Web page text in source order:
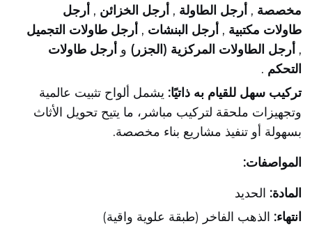
مخصصة , أرجل الطاولة , أرجل الخزائن , أرجل
طاولات مكتبية , أرجل البنشات , أرجل طاولات التجميل
, أرجل الطاولات المركزية (الجزر) و أرجل طاولات
التحكم .
تركيب سهل للقيام به ذاتيًا: يشمل ألواح تثبيت عالمية
وتجهيزات ملحقة لتركيب مباشر، ما يتيح تحويل الأثاث
بسهولة أو تنفيذ مشاريع بناء مخصصة.
المواصفات:
المادة: الحديد
انتهاء: الذهب الفاخر (طبقة علوية واقية)